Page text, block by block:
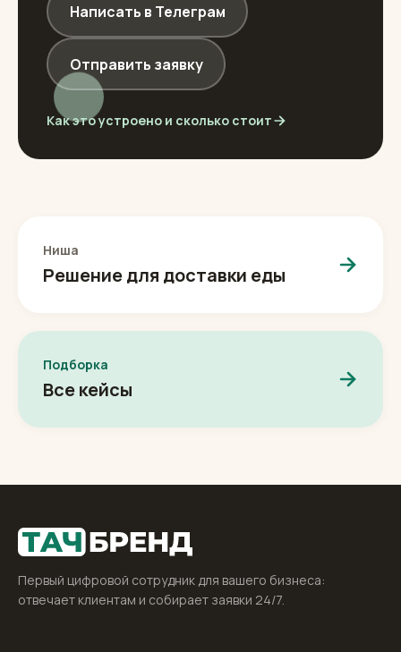
Написать в Телеграм
Отправить заявку
Как это устроено и сколько стоит
Ниша
Решение для доставки еды
Подборка
Все кейсы
Первый цифровой сотрудник для вашего бизнеса:
отвечает клиентам и собирает заявки 24/7.